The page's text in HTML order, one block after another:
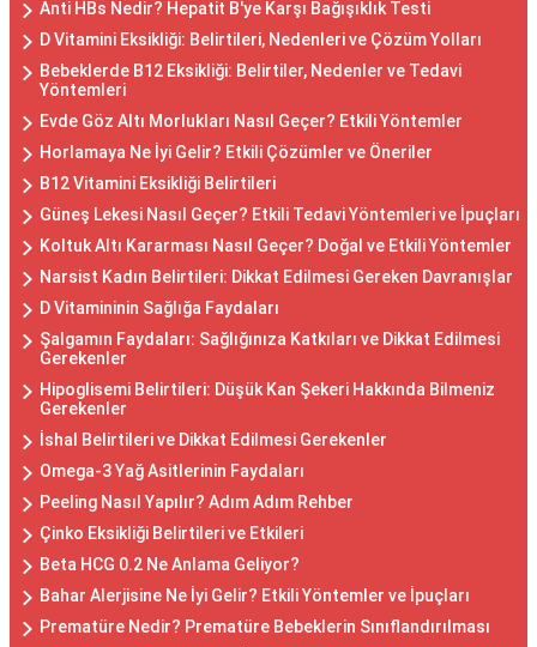
Anti HBs Nedir? Hepatit B'ye Karşı Bağışıklık Testi
D Vitamini Eksikliği: Belirtileri, Nedenleri ve Çözüm Yolları
Bebeklerde B12 Eksikliği: Belirtiler, Nedenler ve Tedavi
Yöntemleri
Evde Göz Altı Morlukları Nasıl Geçer? Etkili Yöntemler
Horlamaya Ne İyi Gelir? Etkili Çözümler ve Öneriler
B12 Vitamini Eksikliği Belirtileri
Güneş Lekesi Nasıl Geçer? Etkili Tedavi Yöntemleri ve İpuçları
Koltuk Altı Kararması Nasıl Geçer? Doğal ve Etkili Yöntemler
Narsist Kadın Belirtileri: Dikkat Edilmesi Gereken Davranışlar
D Vitamininin Sağlığa Faydaları
Şalgamın Faydaları: Sağlığınıza Katkıları ve Dikkat Edilmesi
Gerekenler
Hipoglisemi Belirtileri: Düşük Kan Şekeri Hakkında Bilmeniz
Gerekenler
İshal Belirtileri ve Dikkat Edilmesi Gerekenler
Omega-3 Yağ Asitlerinin Faydaları
Peeling Nasıl Yapılır? Adım Adım Rehber
Çinko Eksikliği Belirtileri ve Etkileri
Beta HCG 0.2 Ne Anlama Geliyor?
Bahar Alerjisine Ne İyi Gelir? Etkili Yöntemler ve İpuçları
Prematüre Nedir? Prematüre Bebeklerin Sınıflandırılması